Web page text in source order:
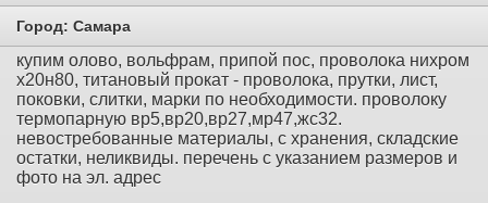
Город: Самара
купим олово, вольфрам, припой пос, проволока нихром
х20н80, титановый прокат - проволока, прутки, лист,
поковки, слитки, марки по необходимости. проволоку
термопарную вр5,вр20,вр27,мр47,жс32.
невостребованные материалы, с хранения, складские
остатки, неликвиды. перечень с указанием размеров и
фото на эл. адрес